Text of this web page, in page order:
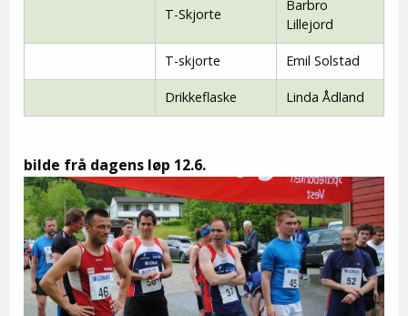
T-Skjorte
Barbro
Lillejord
T-skjorte Emil Solstad
Drikkeflaske Linda Ådland
bilde frå dagens løp 12.6.